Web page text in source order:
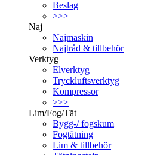
Beslag
>>>
Naj
Najmaskin
Najtråd & tillbehör
Verktyg
Elverktyg
Tryckluftsverktyg
Kompressor
>>>
Lim/Fog/Tät
Bygg-/ fogskum
Fogtätning
Lim & tillbehör